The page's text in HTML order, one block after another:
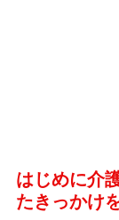
はじめに介
たきっかけ